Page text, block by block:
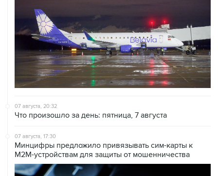
07 августа, 20:32
Что произошло за день: пятница, 7 августа
07 августа, 17:30
Минцифры предложило привязывать сим-карты к
M2M-устройствам для защиты от мошенничества